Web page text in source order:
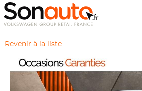
Revenir à la liste